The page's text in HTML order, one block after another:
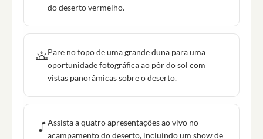
do deserto vermelho.
Pare no topo de uma grande duna para uma
oportunidade fotográfica ao pôr do sol com
vistas panorâmicas sobre o deserto.
Assista a quatro apresentações ao vivo no
acampamento do deserto, incluindo um show de